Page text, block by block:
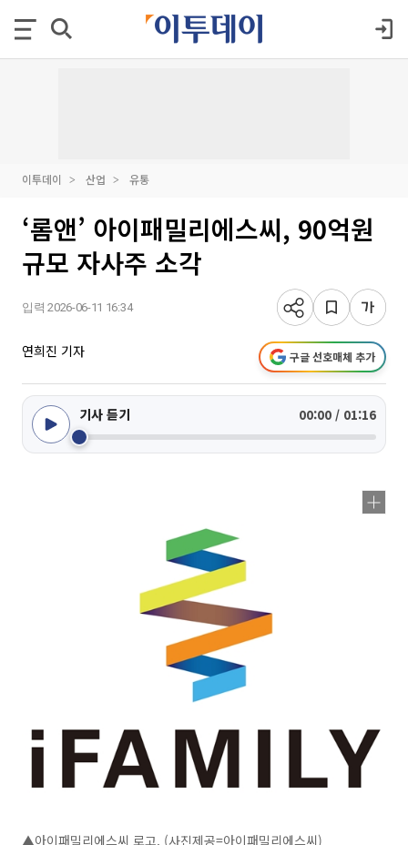
이투데이 산업 유통
‘롬앤’ 아이패밀리에스씨, 90억원
규모 자사주 소각
입력 2026-06-11 16:34
연희진 기자 구글 선호매체 추가
기사 듣기 00:00 / 01:16
▲아이패밀리에스씨 로고. (사진제공=아이패밀리에스씨)